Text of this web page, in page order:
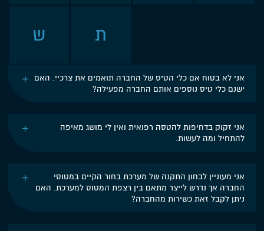
ש ת
אני לא בטוח אם כלי הטיס של החברה תואמים את צרכיי. האם
ישנם כלי טיס נוספים אותם החברה מפעילה?
אני זקוק בדחיפות להטסה רפואית ואין לי מושג מאיפה
להתחיל ומה לעשות.
אני מעוניין לבחון התקנה של מערכת בחור הקיים במטוסי
החברה אך נדרש לייצר מתאם בין רצפת המטוס למערכת. האם
ניתן לקבל זאת כשירות מהחברה?